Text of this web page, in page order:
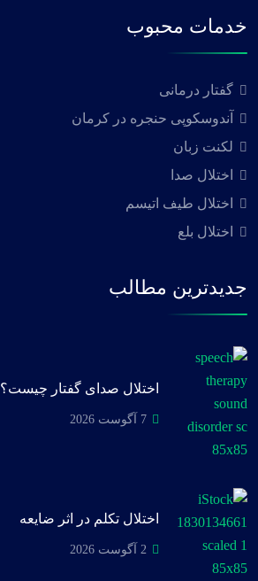
خدمات محبوب
گفتار درمانی
آندوسکوپی حنجره در کرمان
لکنت زبان
اختلال صدا
اختلال طیف اتیسم
اختلال بلع
جدیدترین مطالب
اختلال صدای گفتار چیست؟
7 آگوست 2026
اختلال تکلم در اثر ضایعه
2 آگوست 2026